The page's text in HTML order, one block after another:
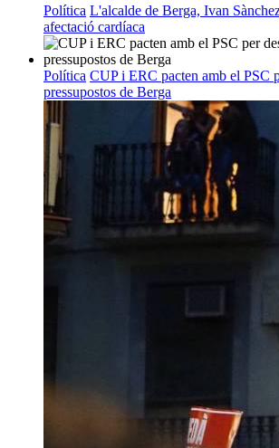
Política L'alcalde de Berga, Ivan
afectació cardíaca
Política CUP i ERC pacten amb el PSC
pressupostos de Berga